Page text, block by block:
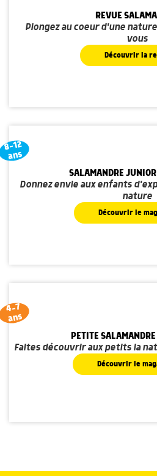
REVUE
Plongez au coeur d'une
vous
Découvrir la
8-12
ans
SALAMANDRE
Donnez envie aux enfants
nature
Découvrir le
4-7
ans
PETITE
Faites découvrir aux petits la
Découvrir le